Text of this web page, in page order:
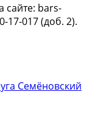
сайте: bars-
17-017 (доб. 2).
Семёновский